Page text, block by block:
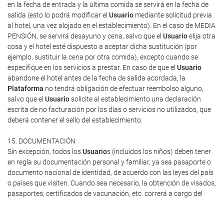
en la fecha de entrada y la última comida se servirá en la fecha de
salida (esto lo podrá modificar el Usuario mediante solicitud previa
al hotel, una vez alojado en el establecimiento). En el caso de MEDIA
PENSIÓN, se servirá desayuno y cena, salvo que el Usuarioelija otra
cosa y el hotel esté dispuesto a aceptar dicha sustitución (por
ejemplo, sustituir la cena por otra comida), excepto cuando se
especifique en los servicios a prestar. En caso de que el Usuario
abandone el hotel antes de la fecha de salida acordada, la
Plataforma no tendrá obligación de efectuar reembolso alguno,
salvo que el Usuariosolicite al establecimiento una declaración
escrita de no facturación por los días o servicios no utilizados, que
deberá contener el sello del establecimiento.
15. DOCUMENTACIÓN
Sin excepción, todos losUsuarios (incluidos los niños) deben tener
en regla su documentación personal y familiar, ya sea pasaporte o
documento nacional de identidad, de acuerdo con las leyes del país
o países que visiten. Cuando sea necesario, la obtención de visados,
pasaportes, certificados de vacunación, etc. correrá a cargo del